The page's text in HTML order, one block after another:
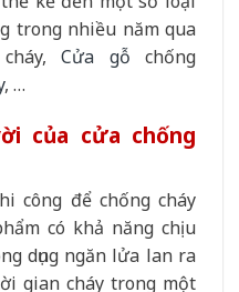
trong nhiều năm qua
cháy,Cửa gỗ chống
, …
của cửa chống
công để chống cháy
có khả năng chịu
dụng ngăn lửa lan ra
gian cháy trong một